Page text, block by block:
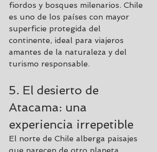
fiordos y bosques milenarios. Chile
es uno de los países con mayor
superficie protegida del
continente, ideal para viajeros
amantes de la naturaleza y del
turismo responsable.
5. El desierto de
Atacama: una
experiencia irrepetible
El norte de Chile alberga paisajes